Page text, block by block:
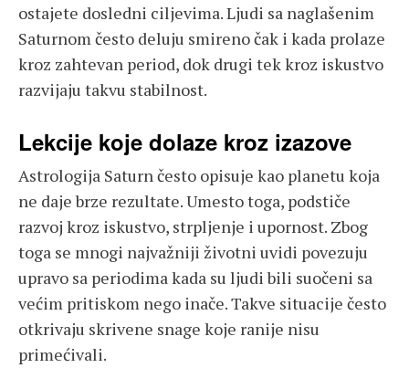
ostajete dosledni ciljevima. Ljudi sa naglašenim
Saturnom često deluju smireno čak i kada prolaze
kroz zahtevan period, dok drugi tek kroz iskustvo
razvijaju takvu stabilnost.
Lekcije koje dolaze kroz izazove
Astrologija Saturn često opisuje kao planetu koja
ne daje brze rezultate. Umesto toga, podstiče
razvoj kroz iskustvo, strpljenje i upornost. Zbog
toga se mnogi najvažniji životni uvidi povezuju
upravo sa periodima kada su ljudi bili suočeni sa
većim pritiskom nego inače. Takve situacije često
otkrivaju skrivene snage koje ranije nisu
primećivali.